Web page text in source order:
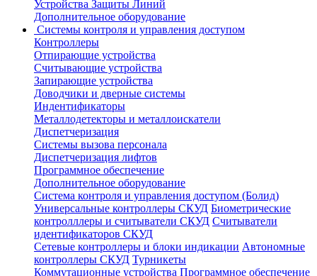
Устройства Защиты Линий
Дополнительное оборудование
Системы контроля и управления доступом
Контроллеры
Отпирающие устройства
Считывающие устройства
Запирающие устройства
Доводчики и дверные системы
Индентификаторы
Металлодетекторы и металлоискатели
Диспетчеризация
Системы вызова персонала
Диспетчеризация лифтов
Программное обеспечение
Дополнительное оборудование
Система контроля и управления доступом (Болид)
Универсальные контроллеры СКУД Биометрические
контролллеры и считыватели СКУД Считыватели
идентификаторов СКУД
Сетевые контроллеры и блоки индикации Автономные
контроллеры СКУД Турникеты
Коммутационные устройства Программное обеспечение